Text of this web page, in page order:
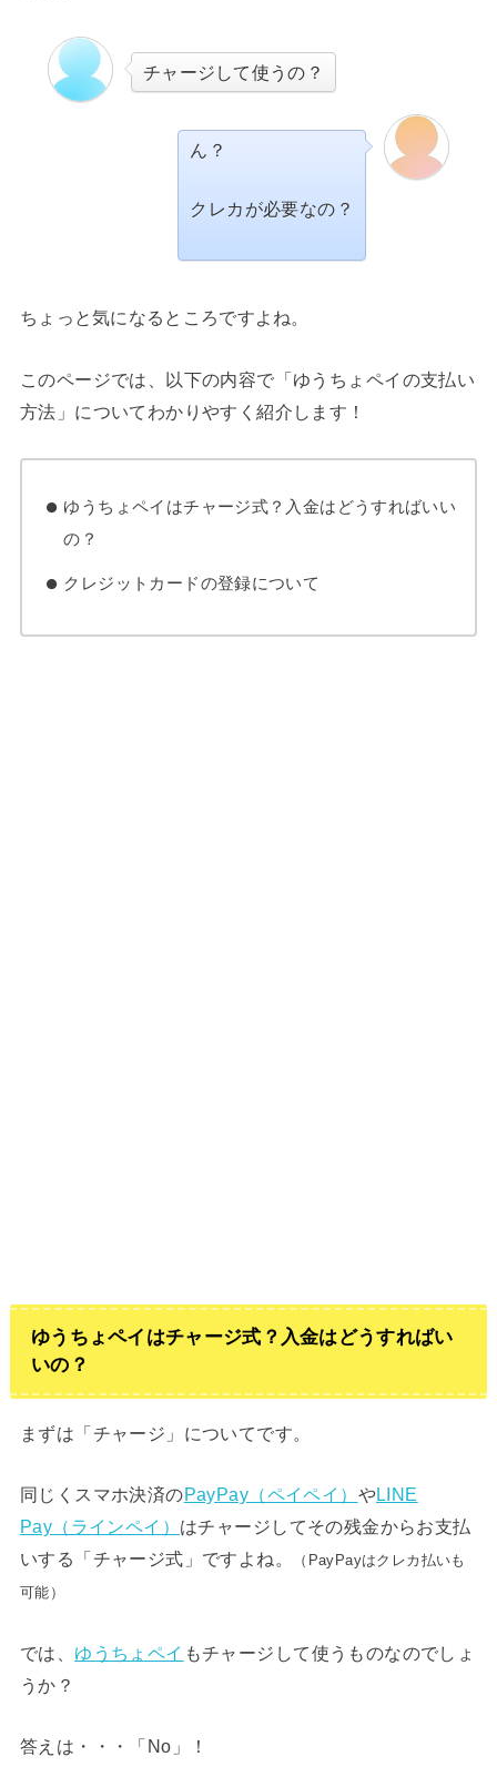
チャージして使うの？
ん？
クレカが必要なの？
ちょっと気になるところですよね。
このページでは、以下の内容で「ゆうちょペイの支払い
方法」についてわかりやすく紹介します！
ゆうちょペイはチャージ式？入金はどうすればいい
の？
クレジットカードの登録について
ゆうちょペイはチャージ式？入金はどうすればい
いの？
まずは「チャージ」についてです。
同じくスマホ決済のPayPay（ペイペイ） やLINE
Pay（ラインペイ） はチャージしてその残金からお支払
いする「チャージ式」ですよね。
（PayPayはクレカ払いも
可能）
では、 ゆうちょペイ もチャージして使うものなのでしょ
うか？
答えは・・・「No」！